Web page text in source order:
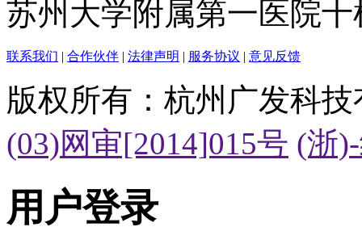
苏州大学附属第一医院
联系我们 | 合作伙伴 | 法律声明 | 服务协议 | 意见反馈
版权所有：杭州广发科
(03)网审[2014]015号 (浙
用户登录